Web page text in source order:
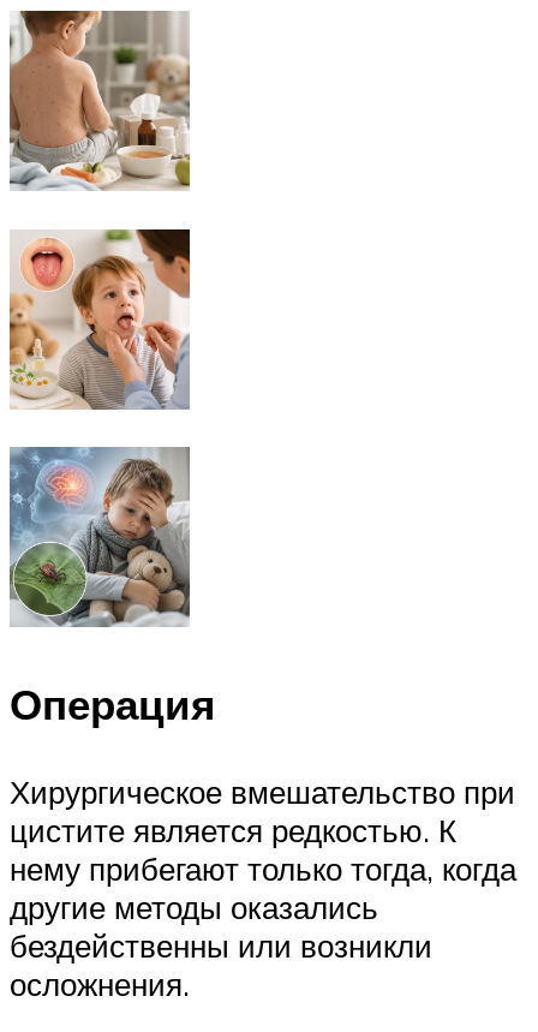
Операция
Хирургическое вмешательство при
цистите является редкостью. К
нему прибегают только тогда, когда
другие методы оказались
бездейственны или возникли
осложнения.